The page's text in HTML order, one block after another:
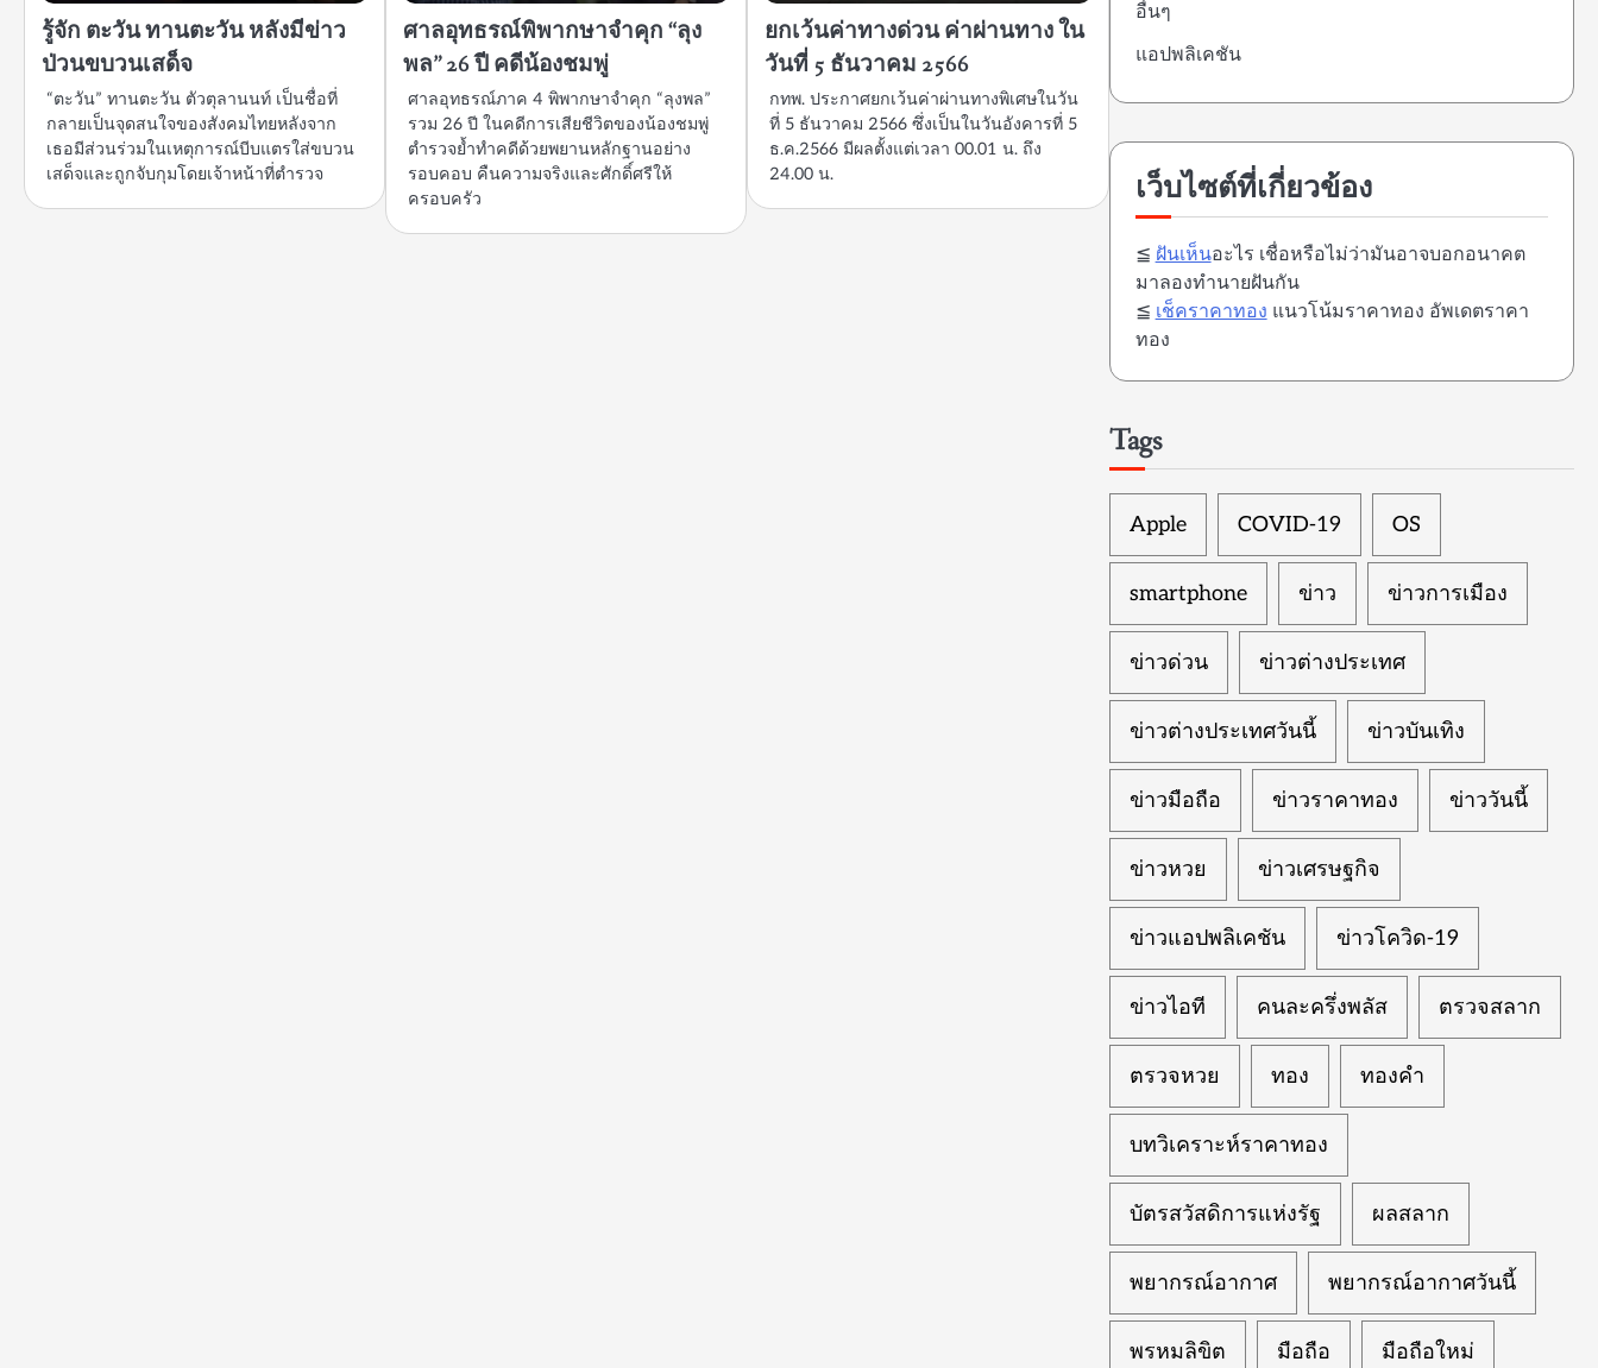
รู้จัก ตะวัน ทานตะวัน หลังมีข่าว
ป่วนขบวนเสด็จ
“ตะวัน” ทานตะวัน ตัวตุลานนท์ เป็นชื่อที่
กลายเป็นจุดสนใจของสังคมไทยหลังจาก
เธอมีส่วนร่วมในเหตุการณ์บีบแตรใส่ขบวน
เสด็จและถูกจับกุมโดยเจ้าหน้าที่ตำรวจ
ศาลอุทธรณ์พิพากษาจำคุก “ลุง
พล” 26 ปี คดีน้องชมพู่
ศาลอุทธรณ์ภาค 4 พิพากษาจำคุก “ลุงพล”
รวม 26 ปี ในคดีการเสียชีวิตของน้องชมพู่
ตำรวจย้ำทำคดีด้วยพยานหลักฐานอย่าง
รอบคอบ คืนความจริงและศักดิ์ศรีให้
ครอบครัว
ยกเว้นค่าทางด่วน ค่าผ่านทาง ใน
วันที่ 5 ธันวาคม 2566
กทพ. ประกาศยกเว้นค่าผ่านทางพิเศษในวัน
ที่ 5 ธันวาคม 2566 ซึ่งเป็นในวันอังคารที่ 5
ธ.ค.2566 มีผลตั้งแต่เวลา 00.01 น. ถึง
24.00 น.
อื่นๆ
แอปพลิเคชัน
เว็บไซต์ที่เกี่ยวข้อง
≦ ฝันเห็นอะไร เชื่อหรือไม่ว่ามันอาจบอกอนาคต
มาลองทำนายฝันกัน
≦ เช็คราคาทอง แนวโน้มราคาทอง อัพเดตราคา
ทอง
Tags
Apple COVID-19 OS
smartphone ข่าว ข่าวการเมือง
ข่าวด่วน ข่าวต่างประเทศ
ข่าวต่างประเทศวันนี้ ข่าวบันเทิง
ข่าวมือถือ ข่าวราคาทอง ข่าววันนี้
ข่าวหวย ข่าวเศรษฐกิจ
ข่าวแอปพลิเคชัน ข่าวโควิด-19
ข่าวไอที คนละครึ่งพลัส ตรวจสลาก
ตรวจหวย ทอง ทองคำ
บทวิเคราะห์ราคาทอง
บัตรสวัสดิการแห่งรัฐ ผลสลาก
พยากรณ์อากาศ พยากรณ์อากาศวันนี้
พรหมลิขิต มือถือ มือถือใหม่